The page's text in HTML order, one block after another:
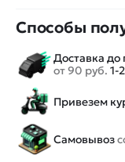
Способы
Доставка до
от 90 руб. 1-
Привезем
Самовывоз